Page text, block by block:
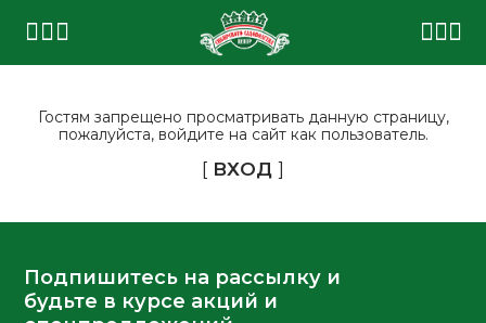
Гостям запрещено просматривать данную страницу,
пожалуйста, войдите на сайт как пользователь.
[ ВХОД ]
Подпишитесь на рассылку и
будьте в курсе акций и